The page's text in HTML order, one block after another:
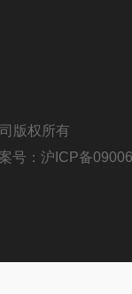
版权所有
号： 沪ICP备